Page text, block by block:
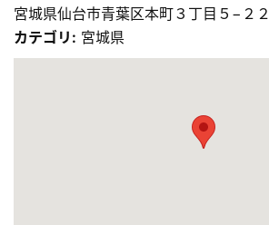
宮城県仙台市青葉区本町３丁目５−２２
カテゴリ: 宮城県